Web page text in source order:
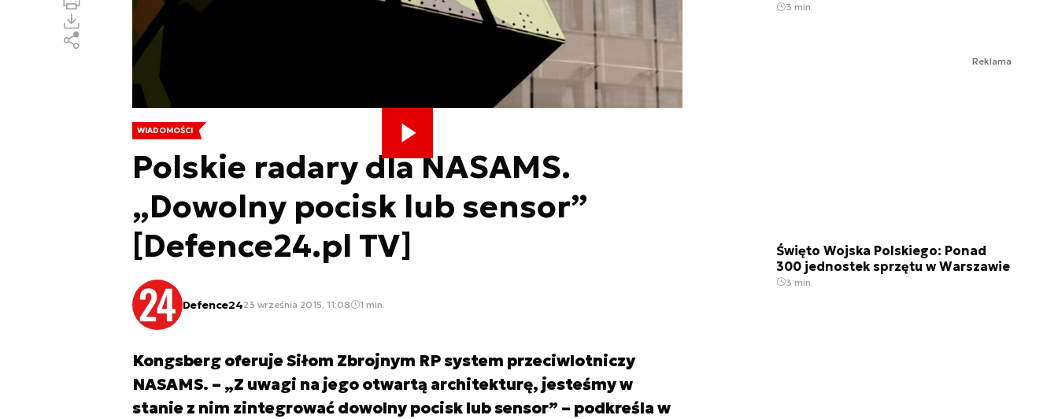
WIADOMOŚCI
Polskie radary dla NASAMS.
„Dowolny pocisk lub sensor”
[Defence24.pl TV]
Defence2423 września 2015, 11:08 1 min.
Kongsberg oferuje Siłom Zbrojnym RP system przeciwlotniczy
NASAMS. – „Z uwagi na jego otwartą architekturę, jesteśmy w
stanie z nim zintegrować dowolny pocisk lub sensor” – podkreśla w
3 min.
Reklama
Święto Wojska Polskiego: Ponad
300 jednostek sprzętu w Warszawie
3 min.